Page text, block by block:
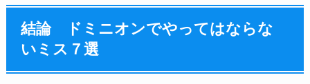
結論 ドミニオンでやってはならな
いミス７選